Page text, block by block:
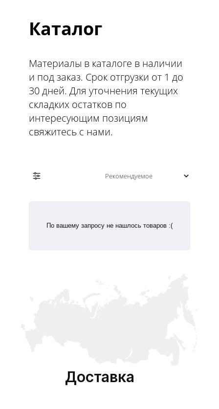
Каталог
Материалы в каталоге в наличии
и под заказ. Срок отгрузки от 1 до
30 дней. Для уточнения текущих
складких остатков по
интересующим позициям
свяжитесь с нами.
По вашему запросу не нашлось товаров :(
Доставка